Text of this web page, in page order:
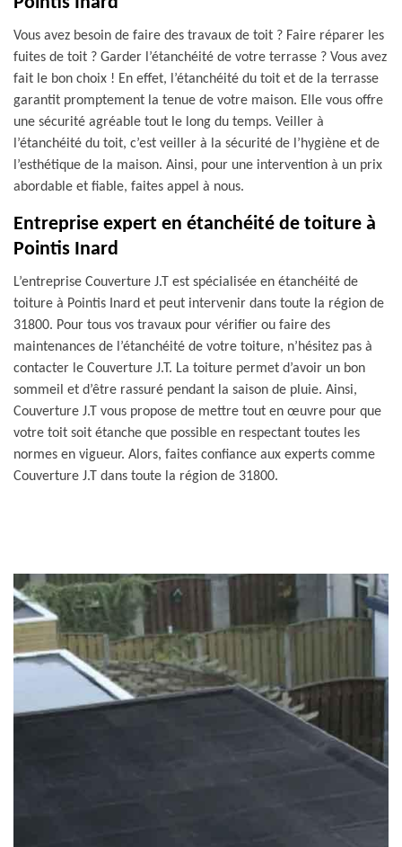
Vous avez besoin de faire des travaux de toit ? Faire réparer les
fuites de toit ? Garder l’étanchéité de votre terrasse ? Vous avez
fait le bon choix ! En effet, l’étanchéité du toit et de la terrasse
garantit promptement la tenue de votre maison. Elle vous offre
une sécurité agréable tout le long du temps. Veiller à
l’étanchéité du toit, c’est veiller à la sécurité de l’hygiène et de
l’esthétique de la maison. Ainsi, pour une intervention à un prix
abordable et fiable, faites appel à nous.
Entreprise expert en étanchéité de toiture à
Pointis Inard
L’entreprise Couverture J.T est spécialisée en étanchéité de
toiture à Pointis Inard et peut intervenir dans toute la région de
31800. Pour tous vos travaux pour vérifier ou faire des
maintenances de l’étanchéité de votre toiture, n’hésitez pas à
contacter le Couverture J.T. La toiture permet d’avoir un bon
sommeil et d’être rassuré pendant la saison de pluie. Ainsi,
Couverture J.T vous propose de mettre tout en œuvre pour que
votre toit soit étanche que possible en respectant toutes les
normes en vigueur. Alors, faites confiance aux experts comme
Couverture J.T dans toute la région de 31800.